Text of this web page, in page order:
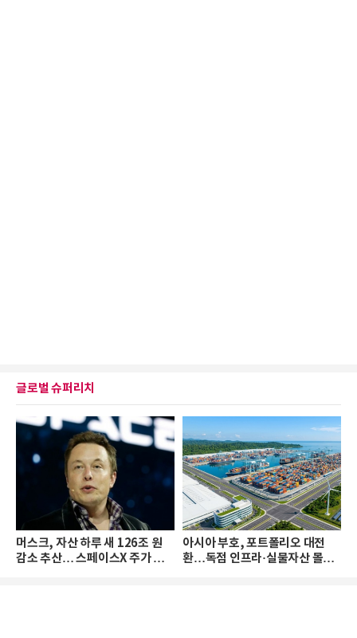
글로벌 슈퍼리치
머스크, 자산 하루 새 126조 원
감소 추산… 스페이스X 주가 하
아시아 부호, 포트폴리오 대전
환…독점 인프라·실물자산 몰린